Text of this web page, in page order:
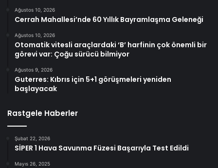
Ağustos 10, 2026
Cerrah Mahallesi’nde 60 Yıllık Bayramlaşma Geleneği
Ağustos 10, 2026
Otomatik vitesli araçlardaki ‘B’ harfinin çok önemli bir
görevi var: Çoğu sürücü bilmiyor
Ağustos 9, 2026
Guterres: Kıbrıs için 5+1 görüşmeleri yeniden
başlayacak
Rastgele Haberler
Şubat 22, 2026
SİPER 1 Hava Savunma Füzesi Başarıyla Test Edildi
Mayıs 26, 2025